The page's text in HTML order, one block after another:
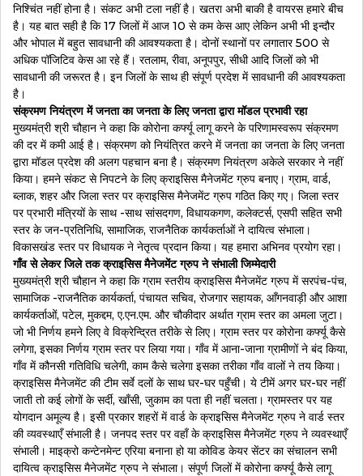
निश्चिंत नहीं होना है। संकट अभी टला नहीं है। खतरा अभी बाकी है वायरस हमारे बीच
है। यह बात सही है कि 17 जिलों में आज 10 से कम केस आए लेकिन अभी भी इन्दौर
और भोपाल में बहुत सावधानी की आवश्यकता है। दोनों स्थानों पर लगातार 500 से
अधिक पॉजिटिव केस आ रहे हैं। रतलाम, रीवा, अनूपपुर, सीधी आदि जिलों को भी
सावधानी की जरूरत है। इन जिलों के साथ ही संपूर्ण प्रदेश में सावधानी की आवश्यकता
है।
संक्रमण नियंत्रण में जनता का जनता के लिए जनता द्वारा मॉडल प्रभावी रहा
मुख्यमंत्री श्री चौहान ने कहा कि कोरोना कर्फ्यू लागू करने के परिणामस्वरूप संक्रमण
की दर में कमी आई है। संक्रमण को नियंत्रित करने में जनता का जनता के लिए जनता
द्वारा मॉडल प्रदेश की अलग पहचान बना है। संक्रमण नियंत्रण अकेले सरकार ने नहीं
किया। हमने संकट से निपटने के लिए क्राइसिस मैनेजमेंट ग्रुप बनाए। ग्राम, वार्ड,
ब्लाक, शहर और जिला स्तर पर क्राइसिस मैनेजमेंट ग्रुप गठित किए गए। जिला स्तर
पर प्रभारी मंत्रियों के साथ -साथ सांसदगण, विधायकगण, कलेक्टर्स, एसपी सहित सभी
स्तर के जन-प्रतिनिधि, सामाजिक, राजनैतिक कार्यकर्ताओं ने दायित्व संभाला।
विकासखंड स्तर पर विधायक ने नेतृत्व प्रदान किया। यह हमारा अभिनव प्रयोग रहा।
गाँव से लेकर जिले तक क्राइसिस मैनेजमेंट ग्रुप ने संभाली जिम्मेदारी
मुख्यमंत्री श्री चौहान ने कहा कि ग्राम स्तरीय क्राइसिस मैनेजमेंट ग्रुप में सरपंच-पंच,
सामाजिक -राजनैतिक कार्यकर्ता, पंचायत सचिव, रोजगार सहायक, आँगनवाड़ी और आशा
कार्यकर्ताओं, पटेल, मुकद्दम, ए.एन.एम. और चौकीदार अर्थात ग्राम स्तर का अमला जुटा।
जो भी निर्णय हमने लिए वे विक्रेन्द्रित तरीके से लिए। ग्राम स्तर पर कोरोना कर्फ्यू कैसे
लगेगा, इसका निर्णय ग्राम स्तर पर लिया गया। गाँव में आना-जाना ग्रामीणों ने बंद किया,
गाँव में कौनसी गतिविधि चलेगी, काम कैसे चलेगा इसका तरीका गाँव वालों ने तय किया।
क्राइसिस मैनेजमेंट की टीम सर्वे दलों के साथ घर-घर पहुँची। ये टीमें अगर घर-घर नहीं
जाती तो कई लोगों के सर्दी, खाँसी, जुकाम का पता ही नहीं चलता। ग्रामस्तर पर यह
योगदान अमूल्य है। इसी प्रकार शहरों में वार्ड के क्राइसिस मैनेजमेंट ग्रुप ने वार्ड स्तर
की व्यवस्थाएँ संभाली है। जनपद स्तर पर वहाँ के क्राइसिस मैनेजमेंट ग्रुप ने व्यवस्थाएँ
संभाली। माइक्रो कन्टेनमेन्ट एरिया बनाना हो या कोविड केयर सेंटर का संचालन सभी
दायित्व क्राइसिस मैनेजमेंट ग्रुप ने संभाला। संपूर्ण जिलों में कोरोना कर्फ्यू कैसे लागू